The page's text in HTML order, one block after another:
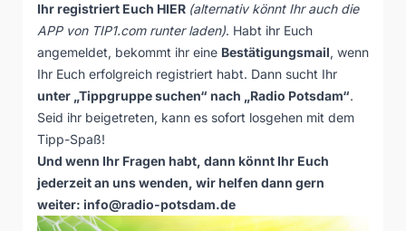
Ihr registriert Euch HIER (alternativ könnt Ihr auch die
APP von TIP1.comrunter laden). Habt ihr Euch
angemeldet, bekommt ihr eine Bestätigungsmail, wenn
Ihr Euch erfolgreich registriert habt. Dann sucht Ihr
unter „Tippgruppe suchen“ nach „Radio Potsdam“.
Seid ihr beigetreten, kann es sofort losgehen mit dem
Tipp-Spaß!
Und wenn Ihr Fragen habt, dann könnt Ihr Euch
jederzeit an uns wenden, wir helfen dann gern
weiter: info@radio-potsdam.de